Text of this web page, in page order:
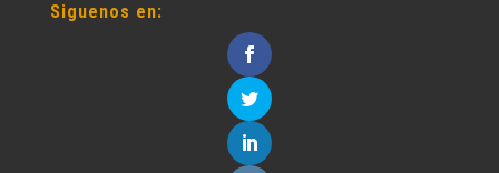
Siguenos en: